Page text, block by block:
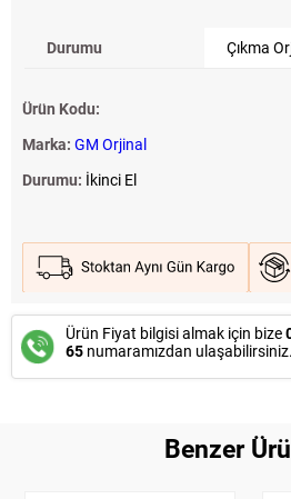
Durumu Çıkma
Ürün Kodu:
Marka: GM Orjinal
Durumu: İkinci El
Ürün Fiyat bilgisi almak için bize
65 numaramızdan ulaşabilirsiniz.
Benzer